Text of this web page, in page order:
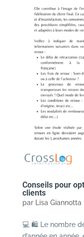
Conseils pour
clients
par Lisa Giannotta|
💻 🛍 Le nombre